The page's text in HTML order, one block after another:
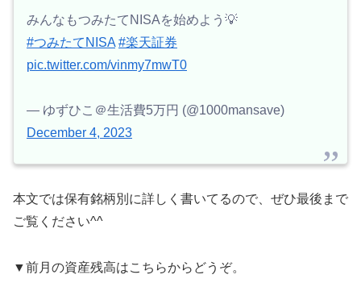
みんなもつみたてNISAを始めよう💡
#つみたてNISA #楽天証券
pic.twitter.com/vinmy7mwT0
— ゆずひこ＠生活費5万円 (@1000mansave)
December 4, 2023
本文では保有銘柄別に詳しく書いてるので、ぜひ最後まで
ご覧ください^^
▼前月の資産残高はこちらからどうぞ。